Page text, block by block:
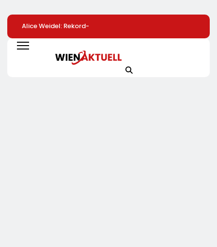
Alice Weidel: Rekord-
Insolvenzen Sind
Warnsignal –
Bundesregierung
Wächst Weiter:
NATURKIND-Welt Bei
Wollen Mit